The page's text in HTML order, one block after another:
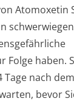
Atomoxetin
Folge haben.
nach
bevor